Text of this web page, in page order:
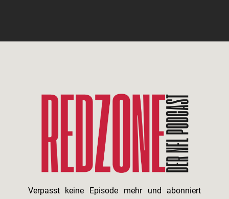
Verpasst keine Episode mehr und abonniert